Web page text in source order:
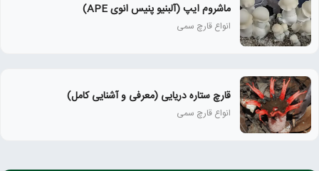
ماشروم ایپ (آلبنیو پنیس انوی APE)
انواع قارچ سمی
قارچ ستاره دریایی (معرفی و آشنایی کامل)
انواع قارچ سمی